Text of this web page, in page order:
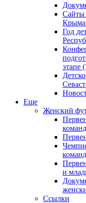
Сайты
Крыма
Год
этапе
Еще
Женский
команд
и
Ссылки